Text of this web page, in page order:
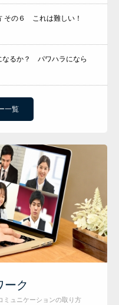
その６ これは難しい！
なるか？ パワハラになら
一覧
ーク
ミュニケーションの取り方